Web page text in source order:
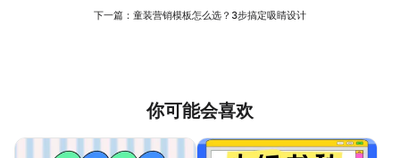
比，避免所有文字用同一种字体，缺乏层次感。
下一篇： 童装营销模板怎么选？3步搞定吸睛设计
你可能会喜欢